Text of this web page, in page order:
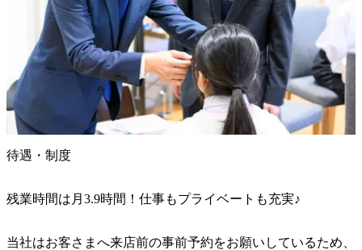
待遇・制度
残業時間は月3.9時間！仕事もプライベートも充実♪
当社はお客さまへ来店前の事前予約をお願いしているため、